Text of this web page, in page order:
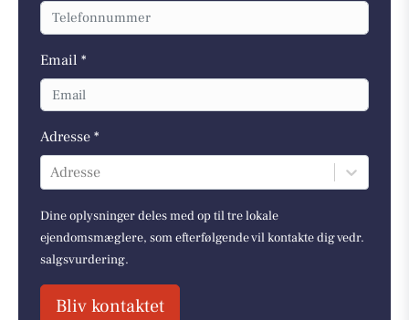
Email *
Adresse *
Adresse
Dine oplysninger deles med op til tre lokale
ejendomsmæglere, som efterfølgende vil kontakte dig vedr.
salgsvurdering.
Bliv kontaktet